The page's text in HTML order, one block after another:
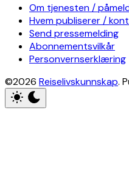
Om tjenesten /
Hvem publiserer /
Send pressemelding
Abonnementsvilkår
Personvernserklæring
©2026 Reiselivskunnskap.